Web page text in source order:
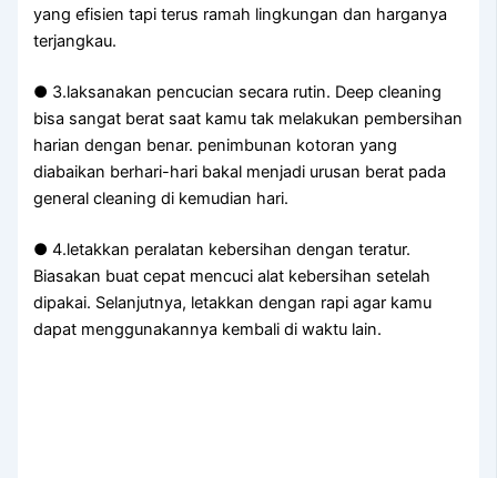
yang efisien tapi terus ramah lingkungan dan harganya
terjangkau.
● 3.laksanakan pencucian secara rutin. Deep cleaning
bisa sangat berat saat kamu tak melakukan pembersihan
harian dengan benar. penimbunan kotoran yang
diabaikan berhari-hari bakal menjadi urusan berat pada
general cleaning di kemudian hari.
● 4.letakkan peralatan kebersihan dengan teratur.
Biasakan buat cepat mencuci alat kebersihan setelah
dipakai. Selanjutnya, letakkan dengan rapi agar kamu
dapat menggunakannya kembali di waktu lain.